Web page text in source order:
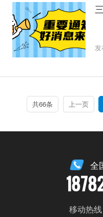
共66条 上一页
全
移动热